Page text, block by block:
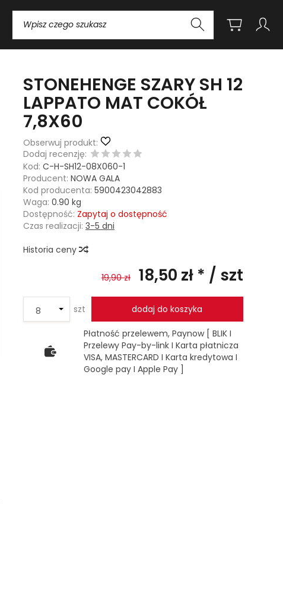
STONEHENGE SZARY SH 12
LAPPATO MAT COKÓŁ
7,8X60
Obserwuj produkt:
Dodaj recenzję:
Kod: C-H-SH12-08X060-1
Producent: NOWA GALA
Kod producenta: 5900423042883
Waga: 0.90 kg
Dostępność: Zapytaj o dostępność
Czas realizacji: 3-5 dni
Historia ceny
19,90 zł 18,50 zł * / szt
szt dodaj do koszyka
Płatność przelewem, Paynow [ BLIK I
Przelewy Pay-by-link I Karta płatnicza
VISA, MASTERCARD I Karta kredytowa I
Google pay I Apple Pay ]